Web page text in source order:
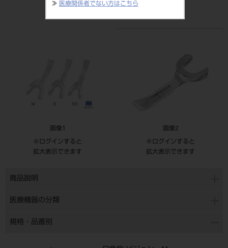
≫ 医療関係者でない方はこちら
メーカー
株式会社YDM
画像1
※ログインすると
拡大表示できます
画像2
※ログインすると
拡大表示できます
商品説明
医療機器の分類
規格・品番別